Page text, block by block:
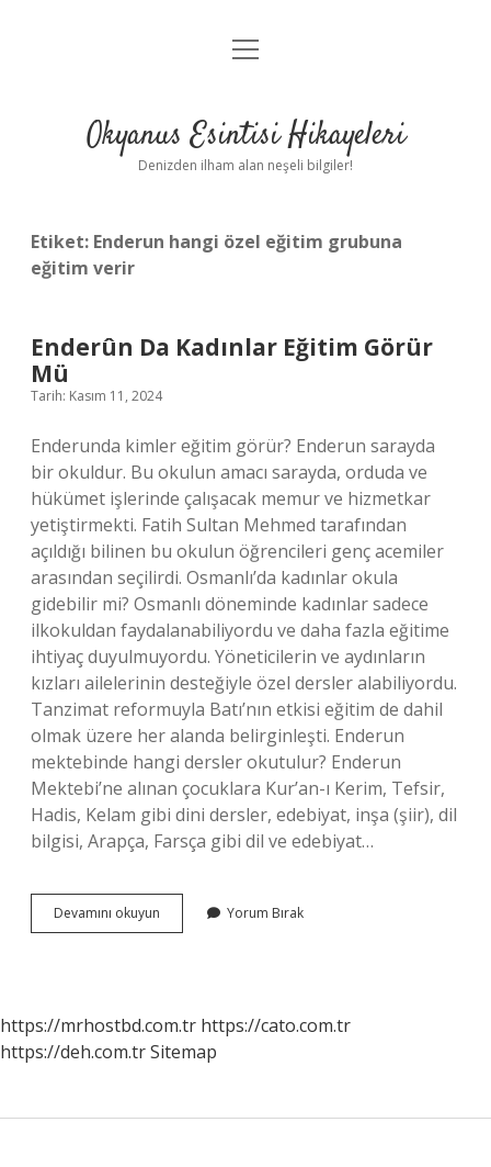
Anasayfa
Yasal Uyarı
menüyü
Okyanus Esintisi Hikayeleri
Denizden ilham alan neşeli bilgiler!
Etiket: Enderun hangi özel eğitim grubuna
eğitim verir
Enderûn Da Kadınlar Eğitim Görür
Mü
Tarih: Kasım 11, 2024
Enderunda kimler eğitim görür? Enderun sarayda
bir okuldur. Bu okulun amacı sarayda, orduda ve
hükümet işlerinde çalışacak memur ve hizmetkar
yetiştirmekti. Fatih Sultan Mehmed tarafından
açıldığı bilinen bu okulun öğrencileri genç acemiler
arasından seçilirdi. Osmanlı’da kadınlar okula
gidebilir mi? Osmanlı döneminde kadınlar sadece
ilkokuldan faydalanabiliyordu ve daha fazla eğitime
ihtiyaç duyulmuyordu. Yöneticilerin ve aydınların
kızları ailelerinin desteğiyle özel dersler alabiliyordu.
Tanzimat reformuyla Batı’nın etkisi eğitim de dahil
olmak üzere her alanda belirginleşti. Enderun
mektebinde hangi dersler okutulur? Enderun
Mektebi’ne alınan çocuklara Kur’an-ı Kerim, Tefsir,
Hadis, Kelam gibi dini dersler, edebiyat, inşa (şiir), dil
bilgisi, Arapça, Farsça gibi dil ve edebiyat…
Devamını okuyun Enderûn
Da
Yorum Bırak
https://mrhostbd.com.tr https://cato.com.tr
https://deh.com.trSitemap